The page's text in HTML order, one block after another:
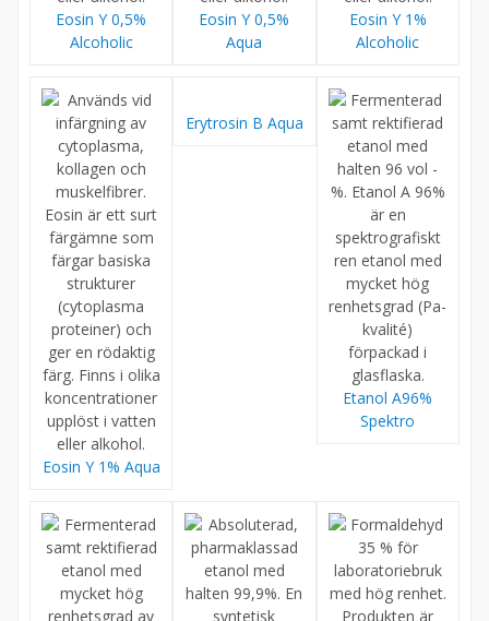
Eosin Y 0,5%
Alcoholic
Eosin Y 0,5%
Aqua
Eosin Y 1%
Alcoholic
Eosin Y 1% Aqua
Erytrosin B Aqua
Etanol A96%
Spektro